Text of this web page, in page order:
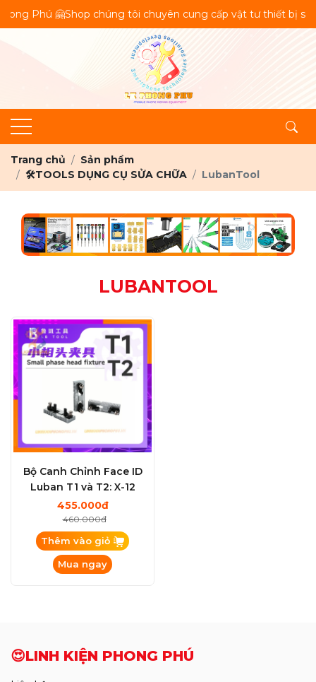
Phú 🤗Shop chúng tôi chuyên cung cấp vật tư thiết bị
Trang chủ
Sản phẩm
🛠️TOOLS DỤNG CỤ SỬA CHỮA
LubanTool
LUBANTOOL
Bộ Canh Chỉnh Face ID
Luban T1 và T2: X-12
455.000đ
460.000đ
Thêm vào giỏ
Mua ngay
😍LINH KIỆN PHONG PHÚ